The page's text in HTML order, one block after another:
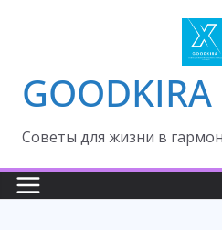
GOODKIRA
Cоветы для жизни в